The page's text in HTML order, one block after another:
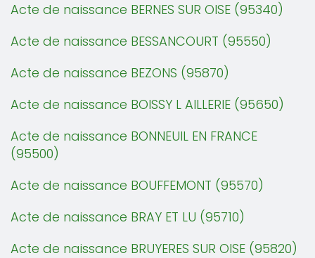
Acte de naissance BERNES SUR OISE (95340)
Acte de naissance BESSANCOURT (95550)
Acte de naissance BEZONS (95870)
Acte de naissance BOISSY L AILLERIE (95650)
Acte de naissance BONNEUIL EN FRANCE
(95500)
Acte de naissance BOUFFEMONT (95570)
Acte de naissance BRAY ET LU (95710)
Acte de naissance BRUYERES SUR OISE (95820)